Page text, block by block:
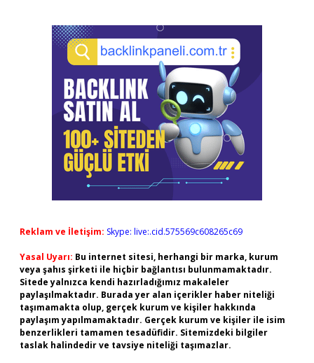
Reklam ve İletişim: Skype: live:.cid.575569c608265c69
Yasal Uyarı: Bu internet sitesi, herhangi bir marka, kurum
veya şahıs şirketi ile hiçbir bağlantısı bulunmamaktadır.
Sitede yalnızca kendi hazırladığımız makaleler
paylaşılmaktadır. Burada yer alan içerikler haber niteliği
taşımamakta olup, gerçek kurum ve kişiler hakkında
paylaşım yapılmamaktadır. Gerçek kurum ve kişiler ile isim
benzerlikleri tamamen tesadüfidir. Sitemizdeki bilgiler
taslak halindedir ve tavsiye niteliği taşımazlar.